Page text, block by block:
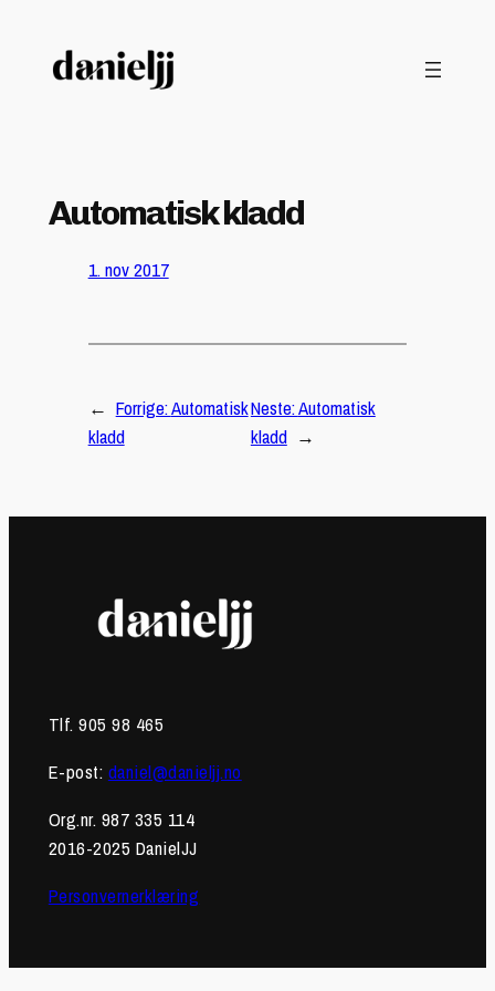
innhold
Automatisk kladd
1. nov 2017
← Forrige:Automatisk
kladd
Neste:Automatisk
kladd →
Tlf. 905 98 465
E-post: daniel@danieljj.no
Org.nr. 987 335 114
2016-2025 DanielJJ
Personvernerklæring